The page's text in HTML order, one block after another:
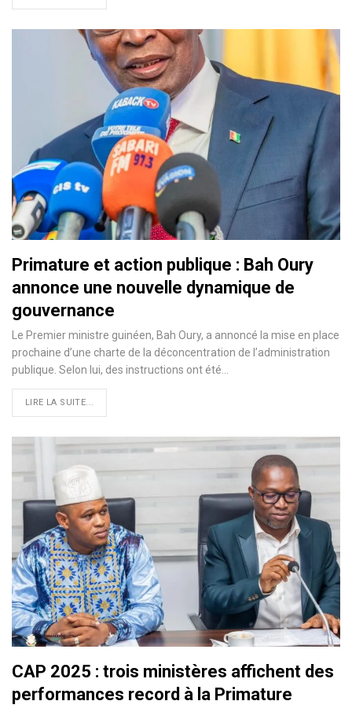
Primature et action publique : Bah Oury
annonce une nouvelle dynamique de
gouvernance
Le Premier ministre guinéen, Bah Oury, a annoncé la mise en place
prochaine d’une charte de la déconcentration de l’administration
publique. Selon lui, des instructions ont été…
LIRE LA SUITE...
CAP 2025 : trois ministères affichent des
performances record à la Primature